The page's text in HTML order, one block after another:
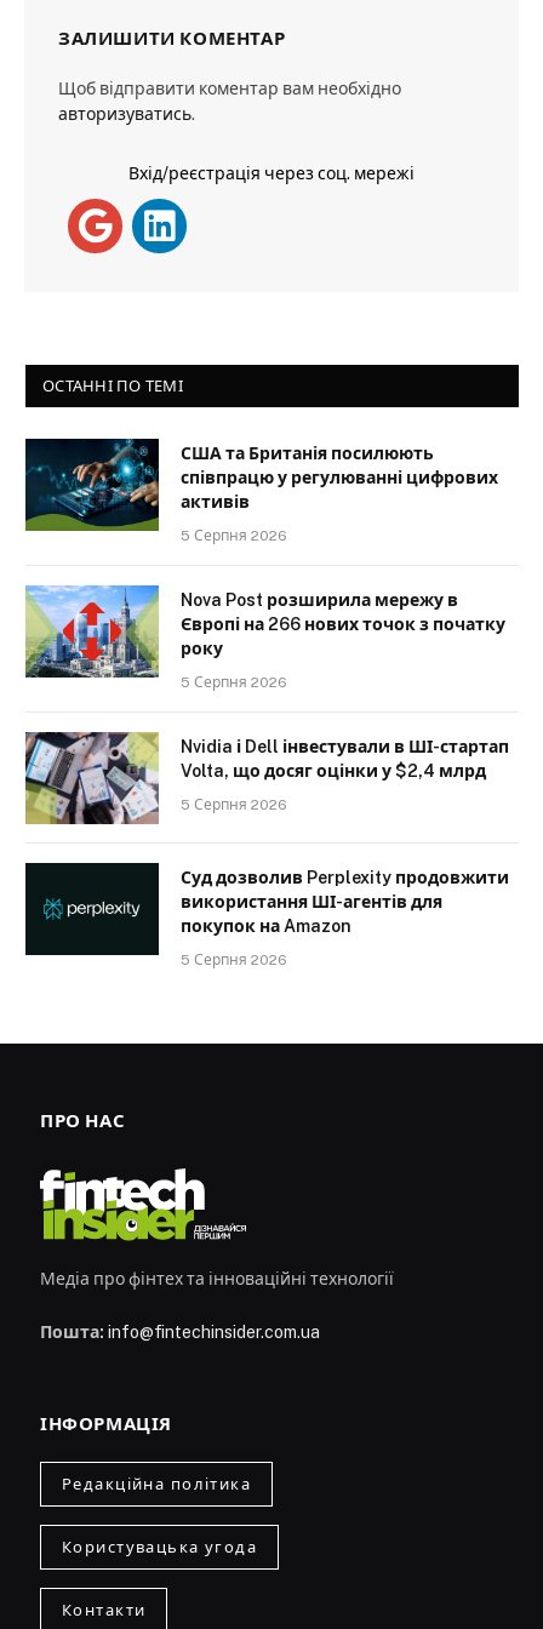
ЗАЛИШИТИ КОМЕНТАР
Щоб відправити коментар вам необхідно
авторизуватись.
Вхід/реєстрація через соц. мережі
ОСТАННІ ПО ТЕМІ
США та Британія посилюють
співпрацю у регулюванні цифрових
активів
5 Серпня 2026
Nova Post розширила мережу в
Європі на 266 нових точок з початку
року
5 Серпня 2026
Nvidia і Dell інвестували в ШІ-стартап
Volta, що досяг оцінки у $2,4 млрд
5 Серпня 2026
Суд дозволив Perplexity продовжити
використання ШІ-агентів для
покупок на Amazon
5 Серпня 2026
ПРО НАС
Медіа про фінтех та інноваційні технології
Пошта: info@fintechinsider.com.ua
ІНФОРМАЦІЯ
Редакційна політика
Користувацька угода
Контакти